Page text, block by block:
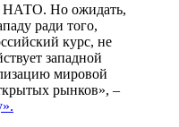
НАТО. Но ожидать,
ради того,
курс, не
западной
мировой
рынков», –